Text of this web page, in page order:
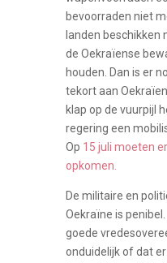
bevoorraden niet
landen beschikken
de Oekraïense
houden. Dan is er
tekort aan
klap op de vuurpijl
regering een
Op 15 juli moeten
opkomen.
De militaire en
Oekraïne is
goede
onduidelijk of dat